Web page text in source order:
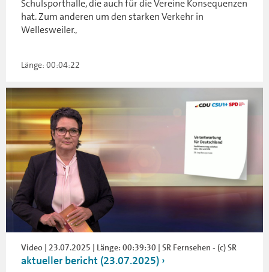
Schulsporthalle, die auch für die Vereine Konsequenzen
hat. Zum anderen um den starken Verkehr in
Wellesweiler.,
Länge: 00:04:22
Video | 23.07.2025 | Länge: 00:39:30 | SR Fernsehen - (c) SR
aktueller bericht (23.07.2025)